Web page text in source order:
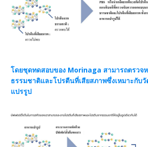
โดยชุดทดสอบของ Morinaga สามารถตรวจ
ธรรมชาติและโปรตีนที่เสียสภาพซึ่งเหมาะกับ
แปรรูป